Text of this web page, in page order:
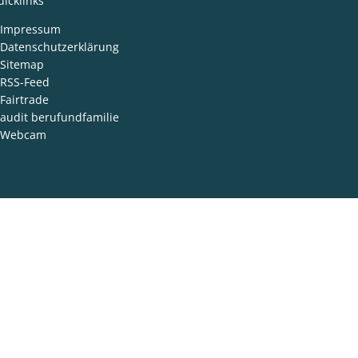
Impressum
Datenschutzerklärung
Sitemap
RSS-Feed
Fairtrade
audit berufundfamilie
Webcam